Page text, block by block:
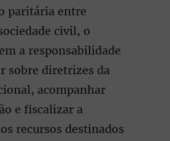
paritária entre
civil, o
a responsabilidade
sobre diretrizes da
acompanhar
e fiscalizar a
recursos destinados